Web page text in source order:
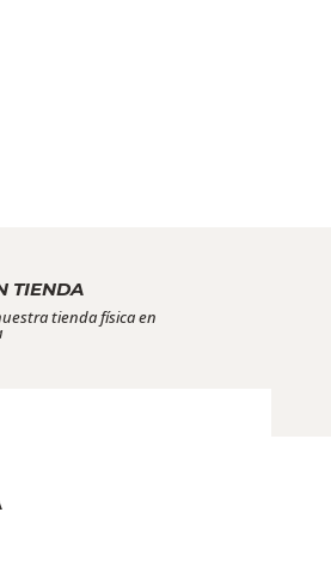
TIENDA
tienda física en